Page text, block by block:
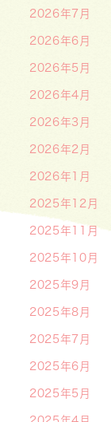
2026年7月
2026年6月
2026年5月
2026年4月
2026年3月
2026年2月
2026年1月
2025年12月
2025年11月
2025年10月
2025年9月
2025年8月
2025年7月
2025年6月
2025年5月